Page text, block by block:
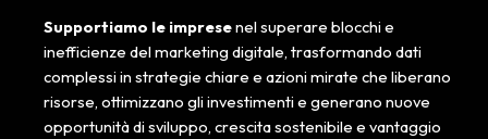
Supportiamo le impresenel superare blocchi e
inefficienze del marketing digitale, trasformando dati
complessi in strategie chiare e azioni mirate che liberano
risorse, ottimizzano gli investimenti e generano nuove
opportunità di sviluppo, crescita sostenibile e vantaggio